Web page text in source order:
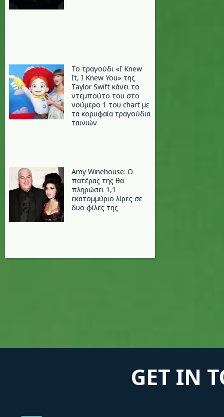
Το τραγούδι «I Knew
It, I Knew You» της
Taylor Swift κάνει το
ντεμπούτο του στο
νούμερο 1 του chart με
τα κορυφαία τραγούδια
ταινιών
Amy Winehouse: Ο
πατέρας της θα
πληρώσει 1,1
εκατομμύριο λίρες σε
δυο φίλες της
GET IN